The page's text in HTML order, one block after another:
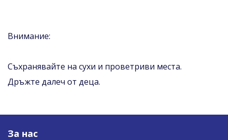
Внимание:
Съхранявайте на сухи и проветриви места.
Дръжте далеч от деца.
За нас